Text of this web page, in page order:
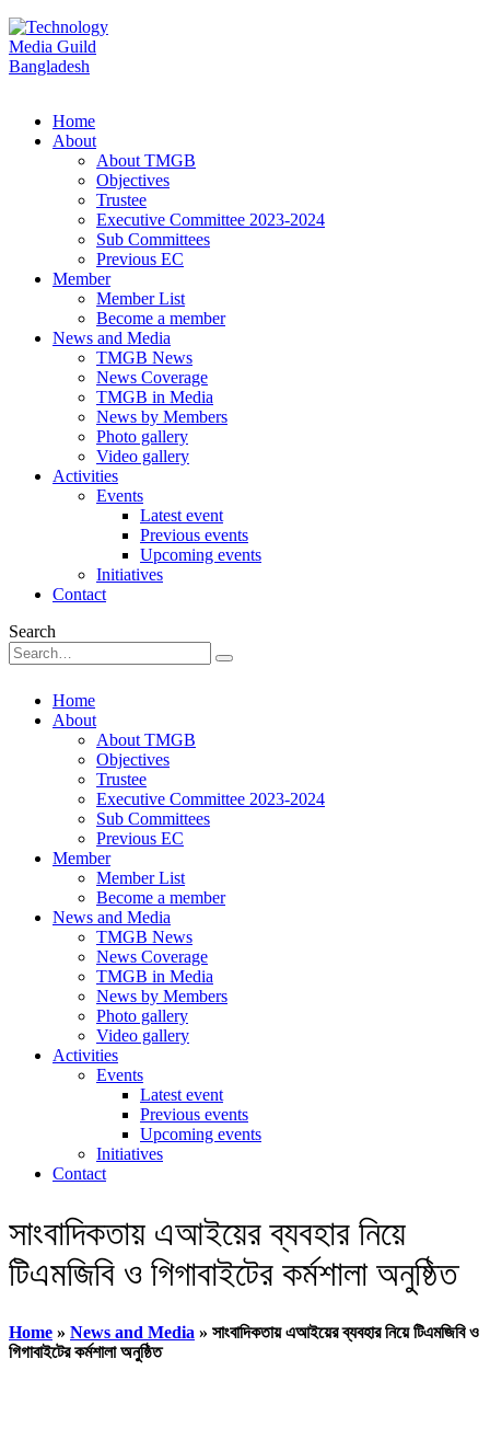
Home
About
About TMGB
Objectives
Trustee
Executive Committee 2023-2024
Sub Committees
Previous EC
Member
Member List
Become a member
News and Media
TMGB News
News Coverage
TMGB in Media
News by Members
Photo gallery
Video gallery
Activities
Events
Latest event
Previous events
Upcoming events
Initiatives
Contact
Search
Home
About
About TMGB
Objectives
Trustee
Executive Committee 2023-2024
Sub Committees
Previous EC
Member
Member List
Become a member
News and Media
TMGB News
News Coverage
TMGB in Media
News by Members
Photo gallery
Video gallery
Activities
Events
Latest event
Previous events
Upcoming events
Initiatives
Contact
সাংবাদিকতায় এআইয়ের ব্যবহার নিয়ে
টিএমজিবি ও গিগাবাইটের কর্মশালা অনুষ্ঠিত
Home » News and Media » সাংবাদিকতায় এআইয়ের ব্যবহার নিয়ে টিএমজিবি ও
গিগাবাইটের কর্মশালা অনুষ্ঠিত